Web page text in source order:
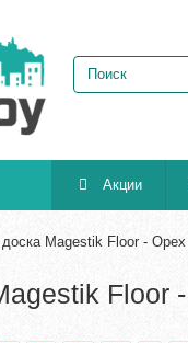
Акции
Magestik Floor -
Floor